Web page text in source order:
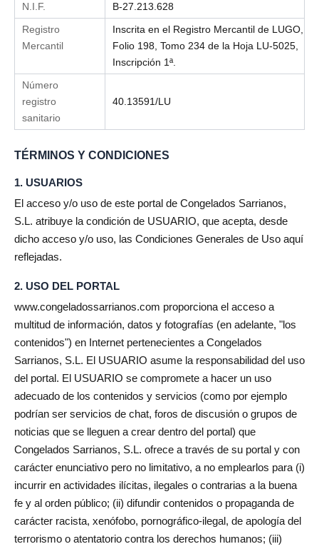
N.I.F.
B-27.213.628
Registro
Mercantil
Inscrita en el Registro Mercantil de LUGO,
Folio 198, Tomo 234 de la Hoja LU-5025,
Inscripción 1ª.
Número
registro
sanitario
40.13591/LU
TÉRMINOS Y CONDICIONES
1. USUARIOS
El acceso y/o uso de este portal de Congelados Sarrianos,
S.L. atribuye la condición de USUARIO, que acepta, desde
dicho acceso y/o uso, las Condiciones Generales de Uso aquí
reflejadas.
2. USO DEL PORTAL
www.congeladossarrianos.com proporciona el acceso a
multitud de información, datos y fotografías (en adelante, "los
contenidos") en Internet pertenecientes a Congelados
Sarrianos, S.L. El USUARIO asume la responsabilidad del uso
del portal. El USUARIO se compromete a hacer un uso
adecuado de los contenidos y servicios (como por ejemplo
podrían ser servicios de chat, foros de discusión o grupos de
noticias que se lleguen a crear dentro del portal) que
Congelados Sarrianos, S.L. ofrece a través de su portal y con
carácter enunciativo pero no limitativo, a no emplearlos para (i)
incurrir en actividades ilícitas, ilegales o contrarias a la buena
fe y al orden público; (ii) difundir contenidos o propaganda de
carácter racista, xenófobo, pornográfico-ilegal, de apología del
terrorismo o atentatorio contra los derechos humanos; (iii)